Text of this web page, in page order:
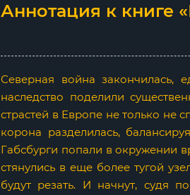
Аннотация к книге
Северная война закончилась,
наследство поделили
страстей в Европе не только не
корона разделилась,
Габсбурги попали в окружении
стянулись в еще более тугой
будут резать. И начнут, судя